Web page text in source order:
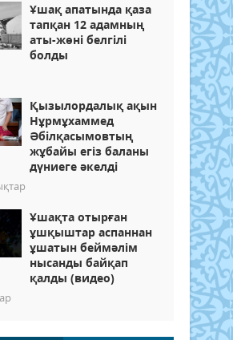
Ұшақ апатында қаза
тапқан 12 адамның
аты-жөні белгілі
болды
Қызылордалық ақын
Нұрмұхаммед
Әбілқасымовтың
жұбайы егіз баланы
дүниеге әкелді
Ұшақта отырған
ұшқыштар аспаннан
ұшатын беймәлім
нысанды байқап
қалды (видео)